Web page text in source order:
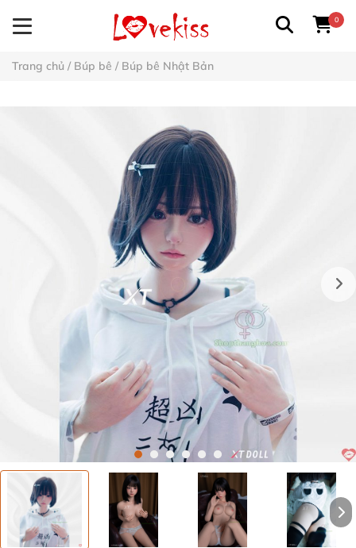
0
Trang chủ / Búp bê / Búp bê Nhật Bản